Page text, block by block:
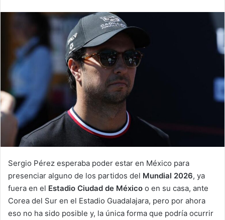
n
l
Sergio Pérez esperaba poder estar en México para
presenciar alguno de los partidos del Mundial 2026, ya
fuera en el Estadio Ciudad de México o en su casa, ante
Corea del Sur en el Estadio Guadalajara, pero por ahora
eso no ha sido posible y, la única forma que podría ocurrir